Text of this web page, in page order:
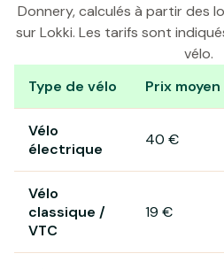
Donnery, calculés à partir des
sur Lokki. Les tarifs sont
vélo.
Type de vélo Prix
Vélo
électrique
40 €
Vélo
classique /
VTC
19 €